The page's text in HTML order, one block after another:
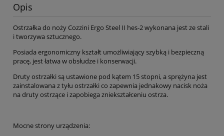
Opis
Ostrzałka do noży Cozzini Ergo Steel II hes-2 wykonana jest ze stali
i tworzywa sztucznego.
Posiada ergonomiczny kształt umożliwiający szybką i bezpieczną
pracę, jest łatwa w obsłudze i konserwacji.
Druty ostrzałki są ustawione pod kątem 15 stopni, a sprężyna jest
zainstalowana z tyłu ostrzałki co zapewnia jednakowy nacisk noża
na druty ostrzące i zapobiega zniekształceniu ostrza.
Mocne strony urządzenia: